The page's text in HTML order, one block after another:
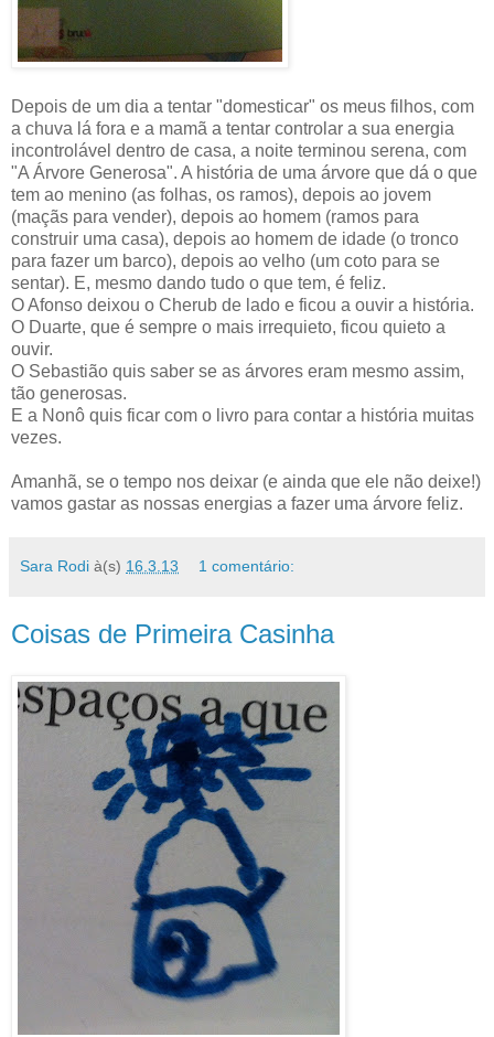
Depois de um dia a tentar "domesticar" os meus filhos, com
a chuva lá fora e a mamã a tentar controlar a sua energia
incontrolável dentro de casa, a noite terminou serena, com
"A Árvore Generosa". A história de uma árvore que dá o que
tem ao menino (as folhas, os ramos), depois ao jovem
(maçãs para vender), depois ao homem (ramos para
construir uma casa), depois ao homem de idade (o tronco
para fazer um barco), depois ao velho (um coto para se
sentar). E, mesmo dando tudo o que tem, é feliz.
O Afonso deixou o Cherub de lado e ficou a ouvir a história.
O Duarte, que é sempre o mais irrequieto, ficou quieto a
ouvir.
O Sebastião quis saber se as árvores eram mesmo assim,
tão generosas.
E a Nonô quis ficar com o livro para contar a história muitas
vezes.
Amanhã, se o tempo nos deixar (e ainda que ele não deixe!)
vamos gastar as nossas energias a fazer uma árvore feliz.
Sara Rodi à(s) 16.3.13 1 comentário:
Coisas de Primeira Casinha